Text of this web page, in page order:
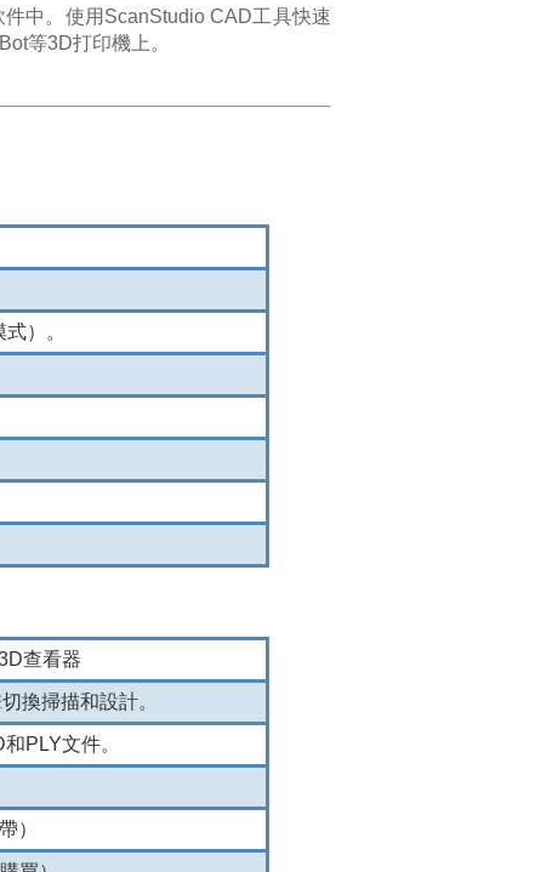
中。 使用ScanStudio CAD工具快速
等3D打印機上。
）。
查看器
換掃描和設計。
PLY文件。
）